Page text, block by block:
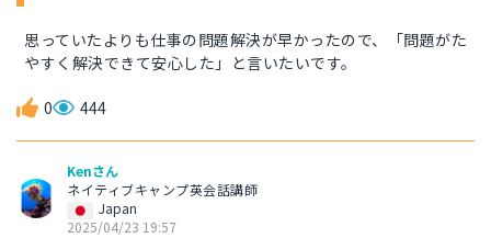
思っていたよりも仕事の問題解決が早かったので、「問題がた
やすく解決できて安心した」と言いたいです。
0 444
Kenさん
ネイティブキャンプ英会話講師
Japan
2025/04/23 19:57